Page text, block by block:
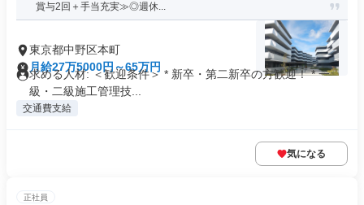
賞与2回＋手当充実≫◎週休...
東京都中野区本町
月給27万5000円～65万円
求める人材: ＜歓迎条件＞ * 新卒・第二新卒の方歓迎！ * 一
級・二級施工管理技...
交通費支給
気になる
正社員